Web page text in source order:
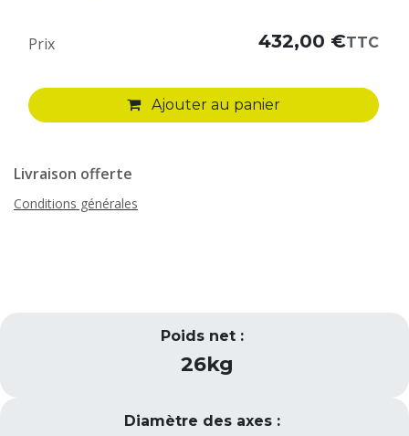
Ajouter au panier
Prix 432,00 €TTC
Livraison offerte
Conditions générales
Poids net :
26kg
Diamètre des axes :